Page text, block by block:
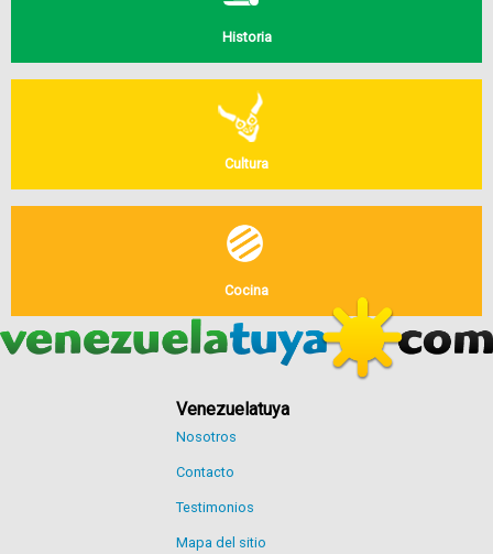
Historia
Cultura
Cocina
Venezuelatuya
Nosotros
Contacto
Testimonios
Mapa del sitio